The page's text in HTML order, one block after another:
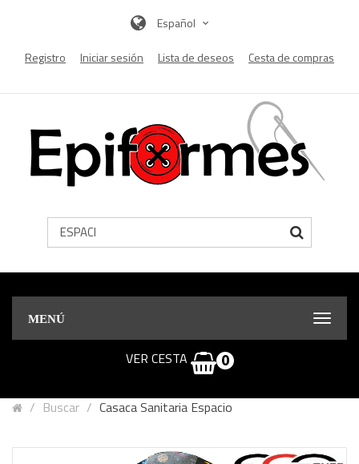
Español
Registro Iniciar sesión Lista de deseos Cesta de compras
MENÚ
VER CESTA 0
Buscar Casaca Sanitaria Espacio